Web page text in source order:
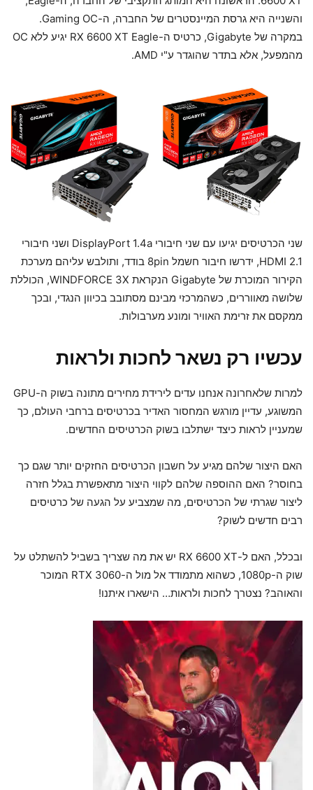
והשנייה היא גרסת המיינסטרים של החברה, ה-Gaming OC.
במקרה של Gigabyte, כרטיס ה-RX 6600 XT Eagle יגיע ללא OC
מהמפעל, אלא בתדר שהוגדר ע"י AMD.
שני הכרטיסים יגיעו עם שני חיבורי DisplayPort 1.4a ושני חיבורי
HDMI 2.1, ידרשו חיבור חשמל 8pin בודד, ותולבש עליהם מערכת
הקירור המוכרת של Gigabyte הנקראת WINDFORCE 3X, הכוללת
שלושה מאווררים, כשהמרכזי מבינם מסתובב בכיוון הנגדי, ובכך
ממקסם את זרימת האוויר ומונע מערבולות.
עכשיו רק נשאר לחכות ולראות
למרות שלאחרונה אנחנו עדים לירידת מחירים מתונה בשוק ה-GPU
המשוגע, עדיין מורגש המחסור האדיר בכרטיסים ברחבי העולם, כך
שמעניין לראות כיצד ישתלבו בשוק הכרטיסים החדשים.
האם היצור שלהם מגיע על חשבון הכרטיסים החזקים יותר שגם כך
בחוסר? האם ההוספה שלהם לקווי היצור מתאפשרת בגלל חזרה
ליצור שגרתי של הכרטיסים, מה שמצביע על הגעה של כרטיסים
רבים חדשים לשוק?
ובכלל, האם ל-RX 6600 XT יש את מה שצריך בשביל להשתלט על
שוק ה-1080p, כשהוא מתמודד אל מול ה-RTX 3060 המוכר
והאוהב? נצטרך לחכות ולראות… הישארו איתנו!